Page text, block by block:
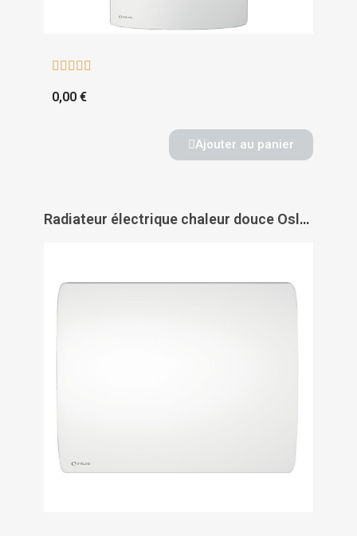
    
0,00 €
Ajouter au panier
Radiateur électrique chaleur douce Oslo 2 horizontal - INTUIS